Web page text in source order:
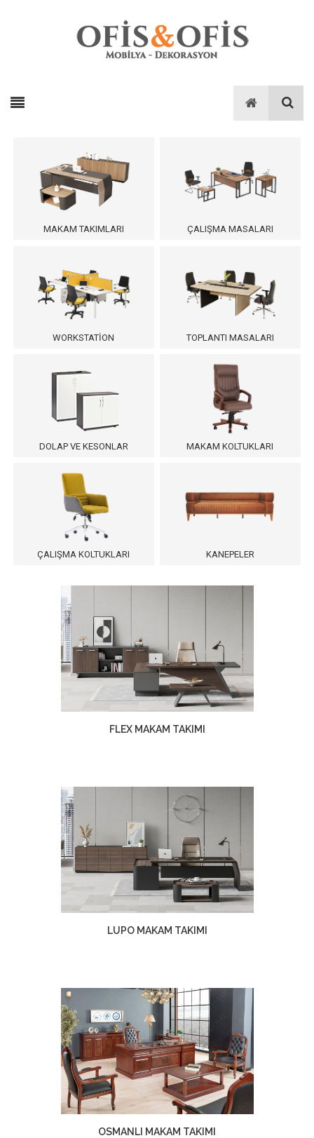
MAKAM TAKIMLARI ÇALIŞMA MASALARI
WORKSTATION TOPLANTI MASALARI
DOLAP VE KESONLAR MAKAM KOLTUKLARI
ÇALIŞMA KOLTUKLARI KANEPELER
FLEX MAKAM TAKIMI
LUPO MAKAM TAKIMI
OSMANLI MAKAM TAKIMI